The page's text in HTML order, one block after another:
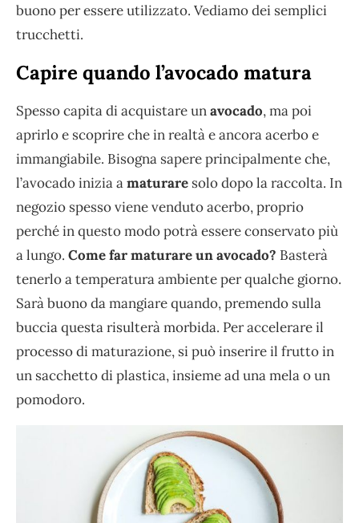
buono per essere utilizzato. Vediamo dei semplici
trucchetti.
Capire quando l’avocado matura
Spesso capita di acquistare unavocado, ma poi
aprirlo e scoprire che in realtà e ancora acerbo e
immangiabile. Bisogna sapere principalmente che,
l’avocado inizia amaturare solo dopo la raccolta. In
negozio spesso viene venduto acerbo, proprio
perché in questo modo potrà essere conservato più
a lungo. Come far maturare un avocado? Basterà
tenerlo a temperatura ambiente per qualche giorno.
Sarà buono da mangiare quando, premendo sulla
buccia questa risulterà morbida. Per accelerare il
processo di maturazione, si può inserire il frutto in
un sacchetto di plastica, insieme ad una mela o un
pomodoro.